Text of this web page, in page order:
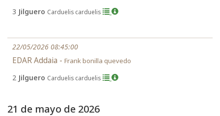
3 Jilguero Carduelis carduelis
22/05/2026 08:45:00
EDAR Addaia - Frank bonilla quevedo
2 Jilguero Carduelis carduelis
21 de mayo de 2026